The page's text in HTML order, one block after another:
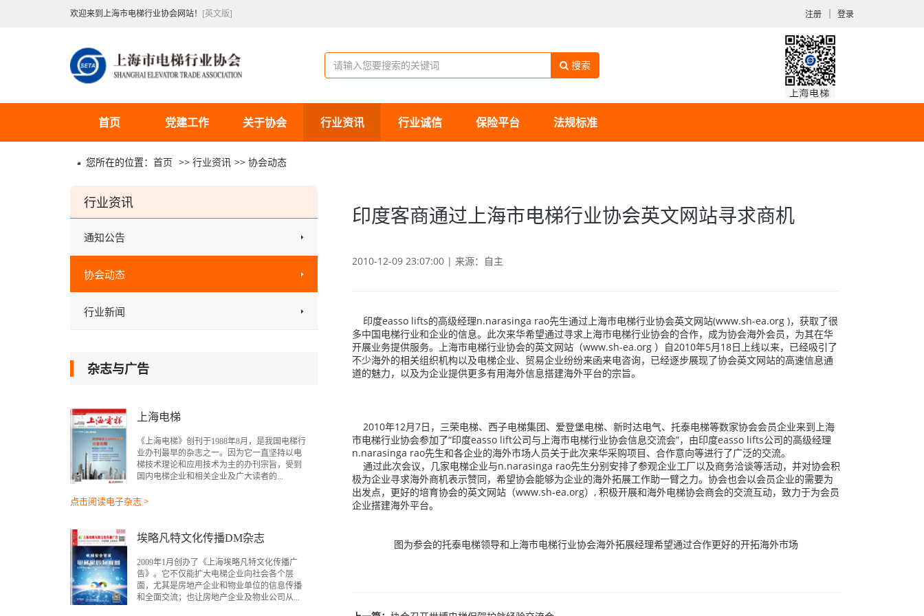
欢迎来到上海市电梯行业协会网站！ [英文版] 注册 ｜ 登录
搜索
首页 党建工作 关于协会 行业资讯 行业诚信 保险平台 法规标准
您所在的位置： 首页 >> 行业资讯 >> 协会动态
行业资讯
通知公告
协会动态
行业新闻
杂志与广告
上海电梯
《上海电梯》创刊于1988年8月，是我国电梯行
业办刊最早的杂志之一。因为它一直坚持以电
梯技术理论和应用技术为主的办刊宗旨，受到
国内电梯企业和相关企业及广大读者的...
点击阅读电子杂志 >
埃略凡特文化传播DM杂志
2009年1月创办了《上海埃略凡特文化传播广
告》。它不仅能扩大电梯企业向社会各个层
面，尤其是房地产企业和物业单位的信息传播
和全面交流；也让房地产企业及物业公司从...
印度客商通过上海市电梯行业协会英文网站寻求商机
2010-12-09 23:07:00 | 来源：自主
印度easso lifts的高级经理n.narasinga rao先生通过上海市电梯行业协会英文网站(www.sh-ea.org)，获取了很
多中国电梯行业和企业的信息。此次来华希望通过寻求上海市电梯行业协会的合作，成为协会海外会员，为其在华
开展业务提供服务。上海市电梯行业协会的英文网站（www.sh-ea.org）自2010年5月18日上线以来，已经吸引了
不少海外的相关组织机构以及电梯企业、贸易企业纷纷来函来电咨询，已经逐步展现了协会英文网站的高速信息通
道的魅力，以及为企业提供更多有用海外信息搭建海外平台的宗旨。
2010年12月7日 ，三荣电梯、西子电梯集团、爱登堡电梯、新时达电气、托泰电梯等数家协会会员企业来到上海
市电梯行业协会参加了“印度easso lift公司与上海市电梯行业协会信息交流会”，由印度easso lifts公司的高级经理
n.narasinga rao先生和各企业的海外市场人员关于此次来华采购项目、合作意向等进行了广泛的交流。
通过此次会议，几家电梯企业与n.narasinga rao先生分别安排了参观企业工厂以及商务洽谈等活动，并对协会积
极为企业寻求海外商机表示赞同，希望协会能够为企业的海外拓展工作助一臂之力。协会也会以会员企业的需要为
出发点，更好的培育协会的英文网站（www.sh-ea.org）, 积极开展和海外电梯协会商会的交流互动，致力于为会员
企业搭建海外平台。
图为参会的托泰电梯领导和上海市电梯行业协会海外拓展经理希望通过合作更好的开拓海外市场